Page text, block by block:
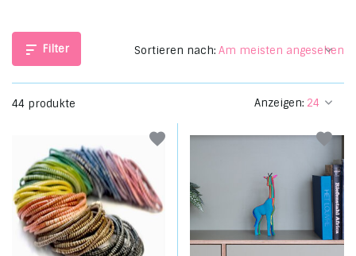
Filter
44 produkte Anzeigen:
Sortieren nach: